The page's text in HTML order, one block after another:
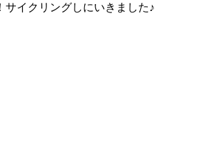
サイクリングしにいきました♪